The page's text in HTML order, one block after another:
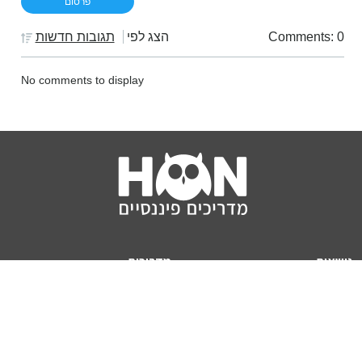
Comments: 0 הצג לפי תגובות חדשות
No comments to display
נושאים
מדריכים